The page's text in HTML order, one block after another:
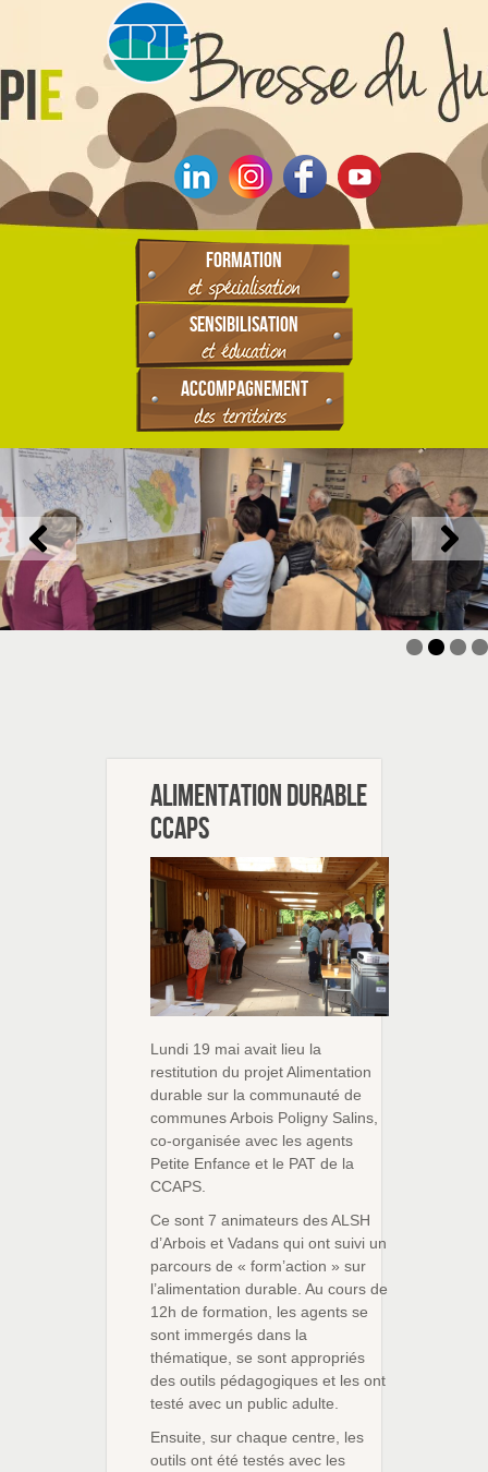
FORMATION
SENSIBILISATION
ACCOMPAGNEMENT
Alimentation durable
CCAPS
Lundi 19 mai avait lieu la
restitution du projet Alimentation
durable sur la communauté de
communes Arbois Poligny Salins,
co-organisée avec les agents
Petite Enfance et le PAT de la
CCAPS.
Ce sont 7 animateurs des ALSH
d’Arbois et Vadans qui ont suivi un
parcours de « form’action » sur
l’alimentation durable. Au cours de
12h de formation, les agents se
sont immergés dans la
thématique, se sont appropriés
des outils pédagogiques et les ont
testé avec un public adulte.
Ensuite, sur chaque centre, les
outils ont été testés avec les